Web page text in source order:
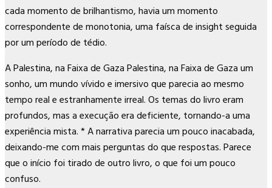
cada momento de brilhantismo, havia um momento
correspondente de monotonia, uma faísca de insight seguida
por um período de tédio.
A Palestina, na Faixa de Gaza Palestina, na Faixa de Gaza um
sonho, um mundo vívido e imersivo que parecia ao mesmo
tempo real e estranhamente irreal. Os temas do livro eram
profundos, mas a execução era deficiente, tornando-a uma
experiência mista. * A narrativa parecia um pouco inacabada,
deixando-me com mais perguntas do que respostas. Parece
que o início foi tirado de outro livro, o que foi um pouco
confuso.